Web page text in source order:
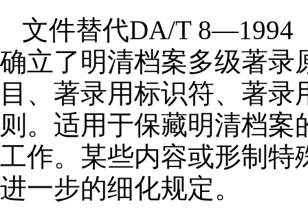
文件替代DA/T 8—1994
确立了明清档案多级著录
目、著录用标识符、著
则。适用于保藏明清档
工作。某些内容或形制特
进一步的细化规定。